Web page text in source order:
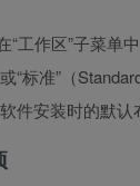
“工作区”子菜单
“标准”（
件安装时的默认